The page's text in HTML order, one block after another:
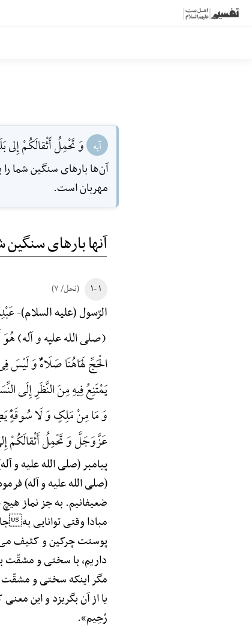
آیه وَ تَحْمِلُ أَثْقالَكُمْ
آن‌ها بارهاى سنگین شما
مهربان است.
آنها بارهای
۱ -۱ (نحل/ ۷)
الرّسول (علیه السلام)-
(صلی الله علیه و آله)
الْحَجِّ لَهَاهُنَا صَلَاهًٌْ وَ
یَمْتَنِعُ فِیهِ مِنَ النَّظَرِ إِلَی
وَ مَا مِنْ مَلِکٍ وَ لَا سُوقَهًٍْ
عَزَّوَجَلَّ وَ تَحْمِلُ أَثْقالَکُمْ
پیامبر (صلی الله علیه و
(صلی الله علیه و آله)
ضعیفانیم. به جز نماز
مبادا وقتی توانایی به
پوستت چرکین و کثیف
داریم، با سختی و
مگر اینکه سختی و مشقّت
یا از آن بگریزد و این
رَّحِیم».